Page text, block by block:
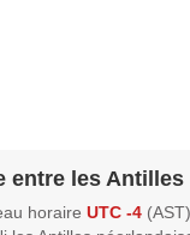
les
horaire UTC -4